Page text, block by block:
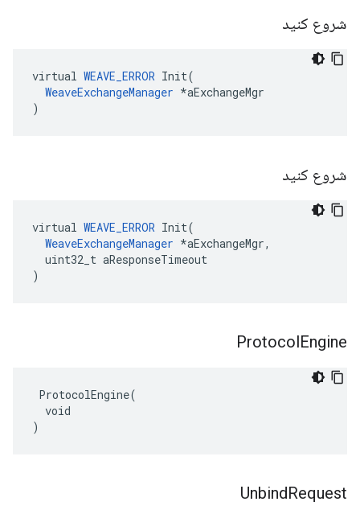
شروع کنید
virtual WEAVE_ERROR Init(
WeaveExchangeManager *aExchangeMgr
)
شروع کنید
virtual WEAVE_ERROR Init(
WeaveExchangeManager *aExchangeMgr,
  uint32_t aResponseTimeout
)
ProtocolEngine
ProtocolEngine(
  void
)
UnbindRequest